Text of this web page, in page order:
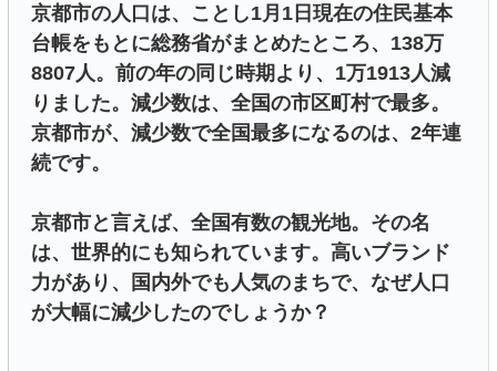
京都市の人口は、ことし1月1日現在の住民基本
台帳をもとに総務省がまとめたところ、138万
8807人。前の年の同じ時期より、1万1913人減
りました。減少数は、全国の市区町村で最多。
京都市が、減少数で全国最多になるのは、2年連
続です。
京都市と言えば、全国有数の観光地。その名
は、世界的にも知られています。高いブランド
力があり、国内外でも人気のまちで、なぜ人口
が大幅に減少したのでしょうか？